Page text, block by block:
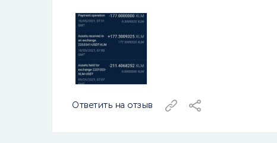
Ответить на отзыв